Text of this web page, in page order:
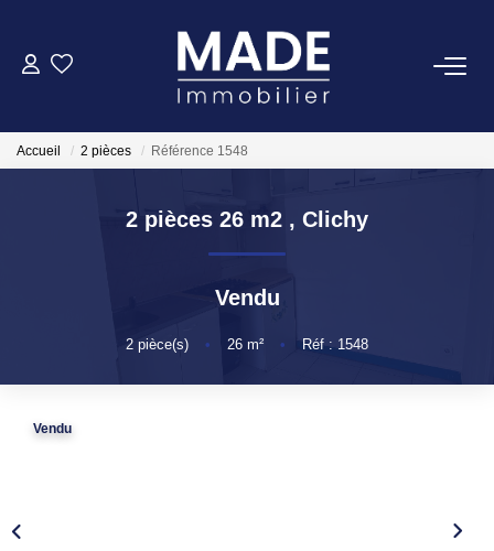
ACHETER
FAIRE GÉRER
Accueil 2 pièces Référence 1548
2 pièces 26 m2 , Clichy
Vendu
2 pièce(s) • 26 m² • Réf : 1548
Vendu